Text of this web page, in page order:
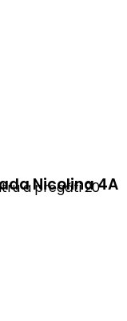
a pregăti 20
Nicolina 4A